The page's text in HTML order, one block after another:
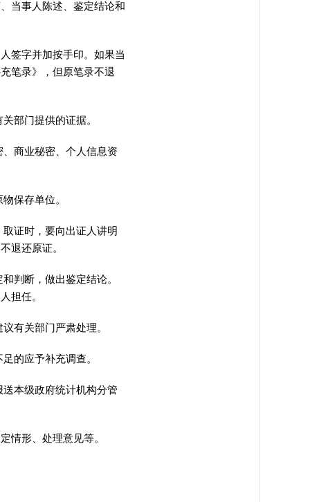
当事人陈述、鉴定结论和
签字并加按手印。 如果当
笔录》
， 但原笔录不退
部门提供的证据。
商业秘密、个人信息资
保存单位。
取证时 ， 要向出证人讲明
不退还原证。
判断，做出鉴定结论。
担任。
有关部门严肃处理。
的应予补充调查。
本级政府统计机构分管
情形、处理意见等。